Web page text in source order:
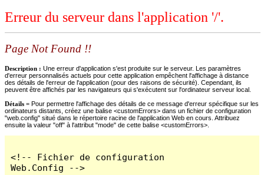
Erreur du serveur dans l'application '/'.
Page Not Found !!
Description : Une erreur d'application s'est produite sur le serveur. Les paramètres
d'erreur personnalisés actuels pour cette application empêchent l'affichage à distance
des détails de l'erreur de l'application (pour des raisons de sécurité). Cependant, ils
peuvent être affichés par les navigateurs qui s'exécutent sur l'ordinateur serveur local.
Détails = Pour permettre l'affichage des détails de ce message d'erreur spécifique sur les
ordinateurs distants, créez une balise <customErrors> dans un fichier de configuration
"web.config" situé dans le répertoire racine de l'application Web en cours. Attribuez
ensuite la valeur "off" à l'attribut "mode" de cette balise <customErrors>.
<!-- Fichier de configuration
Web.Config -->